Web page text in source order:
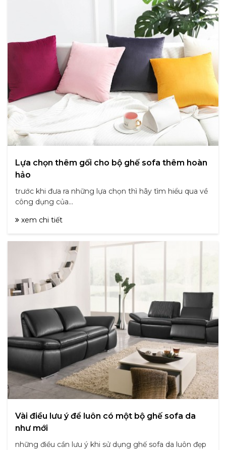
Lựa chọn thêm gối cho bộ ghế sofa thêm hoàn
hảo
trước khi đưa ra những lựa chọn thì hãy tìm hiểu qua về
công dụng của...
xem chi tiết
Vài điều lưu ý để luôn có một bộ ghế sofa da
như mới
những điều cần lưu ý khi sử dụng ghế sofa da luôn đẹp